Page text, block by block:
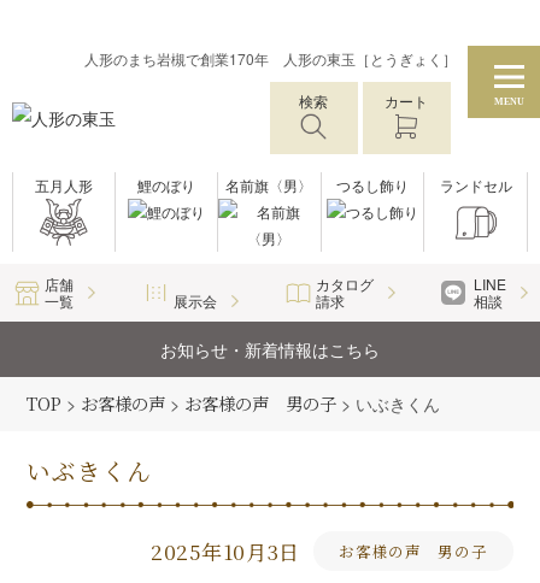
人形のまち岩槻で創業170年 人形の東玉［とうぎょく］
検索 カート MENU
五月人形 鯉のぼり 名前旗〈男〉 つるし飾り ランドセル
店舗
一覧
展示会
カタログ
請求
LINE
相談
お知らせ・新着情報はこちら
TOP > お客様の声 > お客様の声 男の子 > いぶきくん
いぶきくん
2025年10月3日 お客様の声 男の子